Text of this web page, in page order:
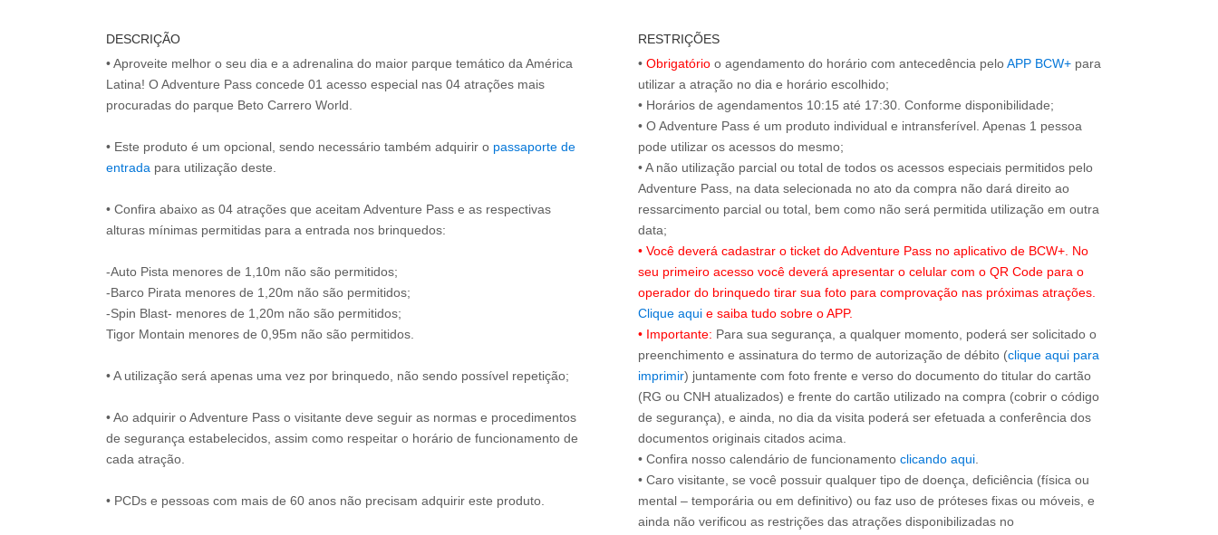
DESCRIÇÃO
• Aproveite melhor o seu dia e a adrenalina do maior parque temático da América
Latina! O Adventure Pass concede 01 acesso especial nas 04 atrações mais
procuradas do parque Beto Carrero World.
• Este produto é um opcional, sendo necessário também adquirir o passaporte de
entrada para utilização deste.
• Confira abaixo as 04 atrações que aceitam Adventure Pass e as respectivas
alturas mínimas permitidas para a entrada nos brinquedos:
-Auto Pista menores de 1,10m não são permitidos;
-Barco Pirata menores de 1,20m não são permitidos;
-Spin Blast- menores de 1,20m não são permitidos;
Tigor Montain menores de 0,95m não são permitidos.
• A utilização será apenas uma vez por brinquedo, não sendo possível repetição;
• Ao adquirir o Adventure Pass o visitante deve seguir as normas e procedimentos
de segurança estabelecidos, assim como respeitar o horário de funcionamento de
cada atração.
• PCDs e pessoas com mais de 60 anos não precisam adquirir este produto.
RESTRIÇÕES
• Obrigatório o agendamento do horário com antecedência peloAPP BCW+ para
utilizar a atração no dia e horário escolhido;
• Horários de agendamentos 10:15 até 17:30. Conforme disponibilidade;
• O Adventure Pass é um produto individual e intransferível. Apenas 1 pessoa
pode utilizar os acessos do mesmo;
• A não utilização parcial ou total de todos os acessos especiais permitidos pelo
Adventure Pass, na data selecionada no ato da compra não dará direito ao
ressarcimento parcial ou total, bem como não será permitida utilização em outra
• Você deverá cadastrar o ticket do Adventure Pass no aplicativo de BCW+. No
seu primeiro acesso você deverá apresentar o celular com o QR Code para o
operador do brinquedo tirar sua foto para comprovação nas próximas atrações.
Clique aqui e saiba tudo sobre o APP.
• Importante: Para sua segurança, a qualquer momento, poderá ser solicitado o
preenchimento e assinatura do termo de autorização de débito (clique aqui para
imprimir) juntamente com foto frente e verso do documento do titular do cartão
(RG ou CNH atualizados) e frente do cartão utilizado na compra (cobrir o código
de segurança), e ainda, no dia da visita poderá ser efetuada a conferência dos
documentos originais citados acima.
• Confira nosso calendário de funcionamento clicando aqui.
• Caro visitante, se você possuir qualquer tipo de doença, deficiência (física ou
mental – temporária ou em definitivo) ou faz uso de próteses fixas ou móveis, e
ainda não verificou as restrições das atrações disponibilizadas no